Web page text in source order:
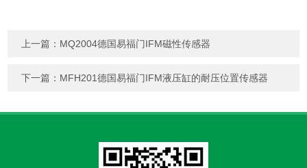
上一篇： MQ2004德国易福门IFM磁性传感器
下一篇： MFH201德国易福门IFM液压缸的耐压位置传感器